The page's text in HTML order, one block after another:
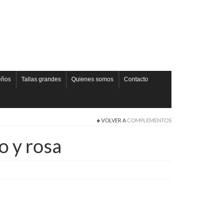
Tallas grandes Quienes somos Contacto
VOLVER A COMPLEMENTOS
y rosa